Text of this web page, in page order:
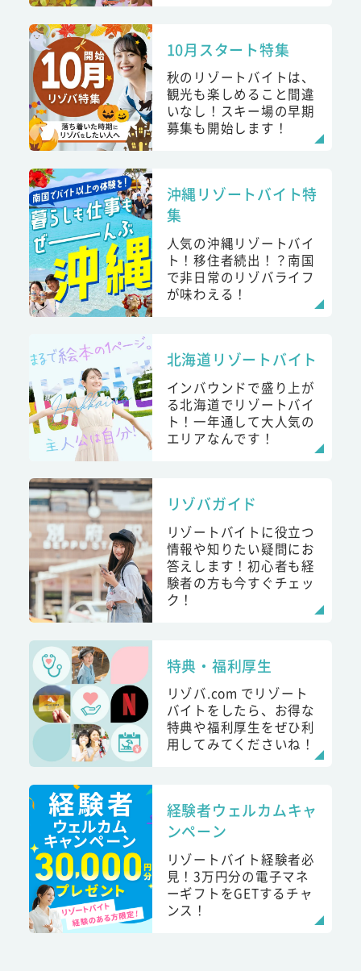
10月スタート特集
秋のリゾートバイトは、
観光も楽しめること間違
いなし！スキー場の早期
募集も開始します！
沖縄リゾートバイト特
集
人気の沖縄リゾートバイ
ト！移住者続出！？南国
で非日常のリゾバライフ
が味わえる！
北海道リゾートバイト
インバウンドで盛り上が
る北海道でリゾートバイ
ト！一年通して大人気の
エリアなんです！
リゾバガイド
リゾートバイトに役立つ
情報や知りたい疑問にお
答えします！初心者も経
験者の方も今すぐチェッ
ク！
特典・福利厚生
リゾバ.com でリゾート
バイトをしたら、お得な
特典や福利厚生をぜひ利
用してみてくださいね！
経験者ウェルカムキャ
ンペーン
リゾートバイト経験者必
見！3万円分の電子マネ
ーギフトをGETするチャ
ンス！